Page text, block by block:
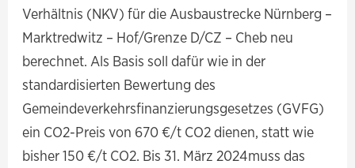
Verhältnis (NKV) für die Ausbaustrecke Nürnberg –
Marktredwitz – Hof/Grenze D/CZ – Cheb neu
berechnet. Als Basis soll dafür wie in der
standardisierten Bewertung des
Gemeindeverkehrsfinanzierungsgesetzes (GVFG)
ein CO2-Preis von 670 €/t CO2 dienen, statt wie
bisher 150 €/t CO2. Bis 31. März 2024muss das